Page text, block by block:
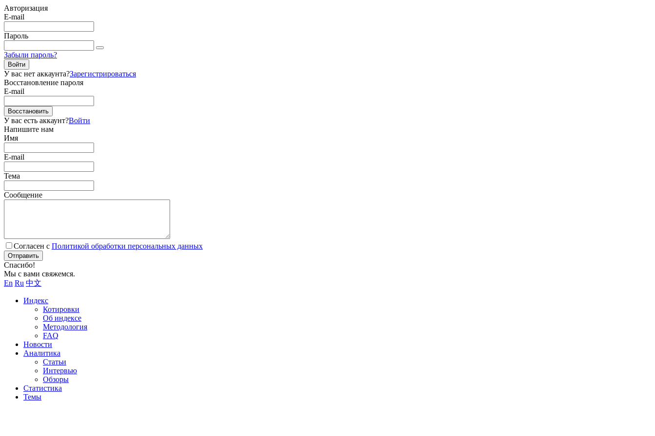
Авторизация
E-mail
Пароль
Забыли пароль?
Войти
У вас нет аккаунта?Зарегистрироваться
Восстановление пароля
E-mail
Восстановить
У вас есть аккаунт?Войти
Напишите нам
Имя
E-mail
Тема
Сообщение
Согласен с Политикой обработки персональных данных
Отправить
Спасибо!
Мы с вами свяжемся.
En Ru 中文
Индекс
Котировки
Об индексе
Методология
FAQ
Новости
Аналитика
Статьи
Интервью
Обзоры
Статистика
Темы